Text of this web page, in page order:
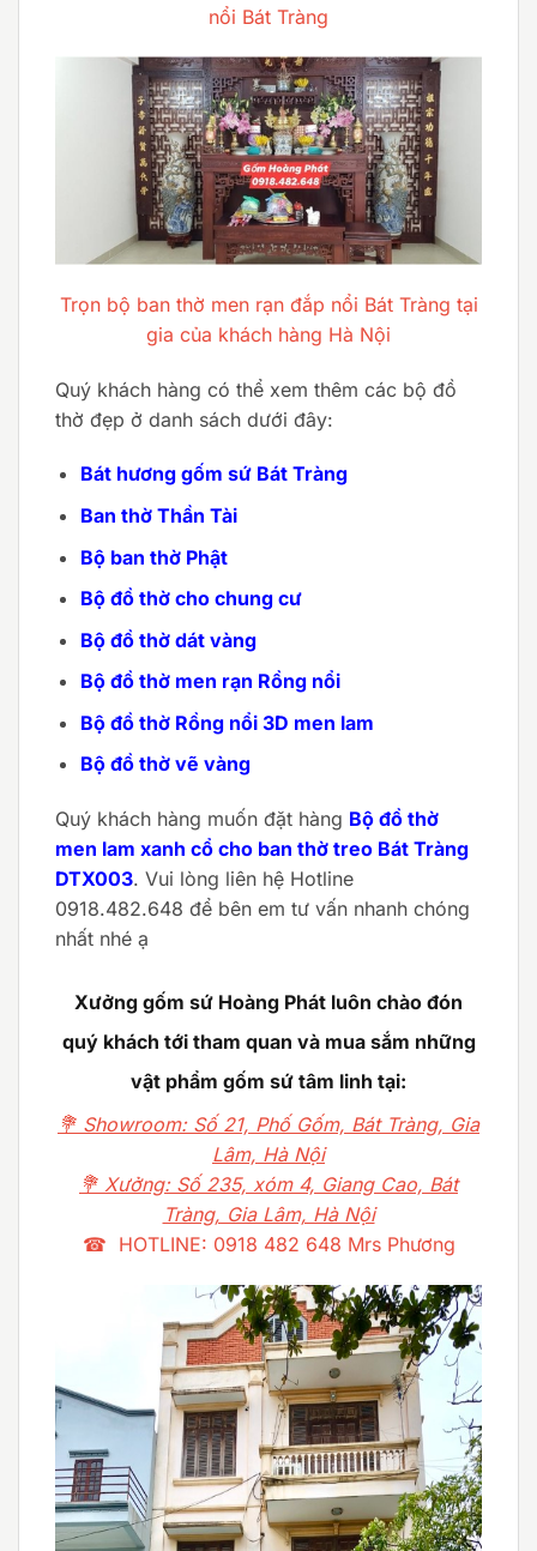
nổi Bát Tràng
Trọn bộ ban thờ men rạn đắp nổi Bát Tràng tại
gia của khách hàng Hà Nội
Quý khách hàng có thể xem thêm các bộ đồ
thờ đẹp ở danh sách dưới đây:
Bát hương gốm sứ Bát Tràng
Ban thờ Thần Tài
Bộ ban thờ Phật
Bộ đồ thờ cho chung cư
Bộ đồ thờ dát vàng
Bộ đồ thờ men rạn Rồng nổi
Bộ đồ thờ Rồng nổi 3D men lam
Bộ đồ thờ vẽ vàng
Quý khách hàng muốn đặt hàng Bộ đồ thờ
men lam xanh cổ cho ban thờ treo Bát Tràng
DTX003. Vui lòng liên hệ Hotline
0918.482.648 để bên em tư vấn nhanh chóng
nhất nhé ạ
Xưởng gốm sứ Hoàng Phát luôn chào đón
quý khách tới tham quan và mua sắm những
vật phẩm gốm sứ tâm linh tại:
💐 Showroom: Số 21, Phố Gốm, Bát Tràng, Gia
Lâm, Hà Nội
💐 Xưởng: Số 235, xóm 4, Giang Cao, Bát
Tràng, Gia Lâm, Hà Nội
☎ HOTLINE: 0918 482 648 Mrs Phương